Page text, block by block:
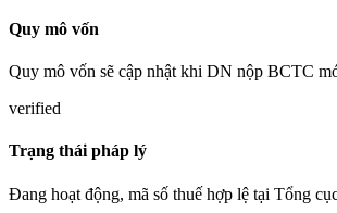
Quy mô vốn
Quy mô vốn sẽ cập nhật khi DN nộp BCTC
verified
Trạng thái pháp lý
Đang hoạt động, mã số thuế hợp lệ tại Tổng